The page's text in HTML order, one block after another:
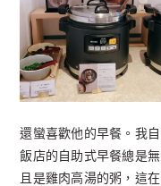
還蠻喜歡他的早餐。我
飯店的自助式早餐總是
且是雞肉高湯的粥，這